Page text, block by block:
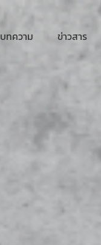
บทความ ข่าวสาร